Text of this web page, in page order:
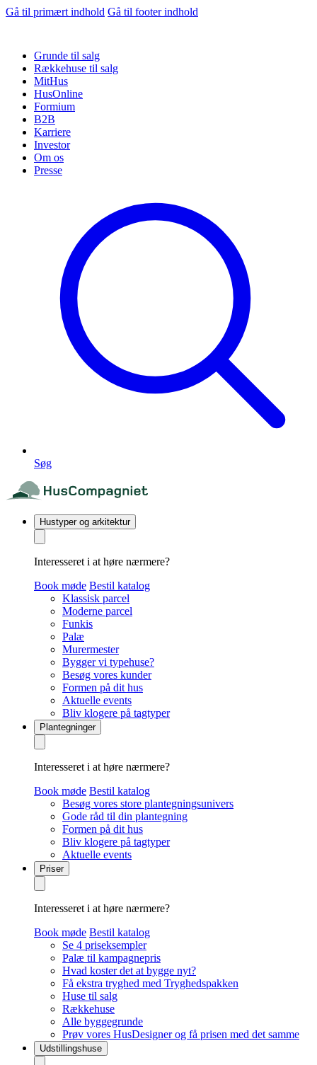
Gå til primært indhold Gå til footer indhold
Grunde til salg
Rækkehuse til salg
MitHus
HusOnline
Formium
B2B
Karriere
Investor
Om os
Presse
Søg
Hustyper og arkitektur
Interesseret i at høre nærmere?
Book møde Bestil katalog
Klassisk parcel
Moderne parcel
Funkis
Palæ
Murermester
Bygger vi typehuse?
Besøg vores kunder
Formen på dit hus
Aktuelle events
Bliv klogere på tagtyper
Plantegninger
Interesseret i at høre nærmere?
Book møde Bestil katalog
Besøg vores store plantegningsunivers
Gode råd til din plantegning
Formen på dit hus
Bliv klogere på tagtyper
Aktuelle events
Priser
Interesseret i at høre nærmere?
Book møde Bestil katalog
Se 4 priseksempler
Palæ til kampagnepris
Hvad koster det at bygge nyt?
Få ekstra tryghed med Tryghedspakken
Huse til salg
Rækkehuse
Alle byggegrunde
Prøv vores HusDesigner og få prisen med det samme
Udstillingshuse